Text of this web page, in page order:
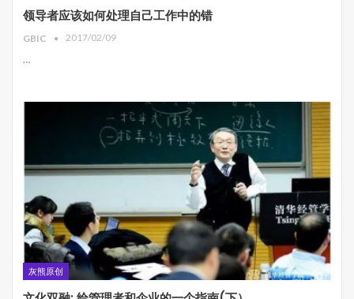
领导者应该如何处理自己工作中的错
GBIC 2017/02/09
…
灰熊原创